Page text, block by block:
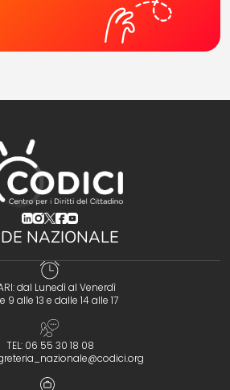
(opens in a new tab)
(opens in a new tab)
(opens in a new tab)
(opens in a new tab)
(opens in a new tab)
NAZIONALE
dal Lunedì al Venerdì
9 alle 13 e dalle 14 alle 17
TEL: 06 55 30 18 08